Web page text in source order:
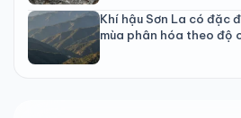
Khí hậu Sơn La có đặc
mùa phân hóa theo độ